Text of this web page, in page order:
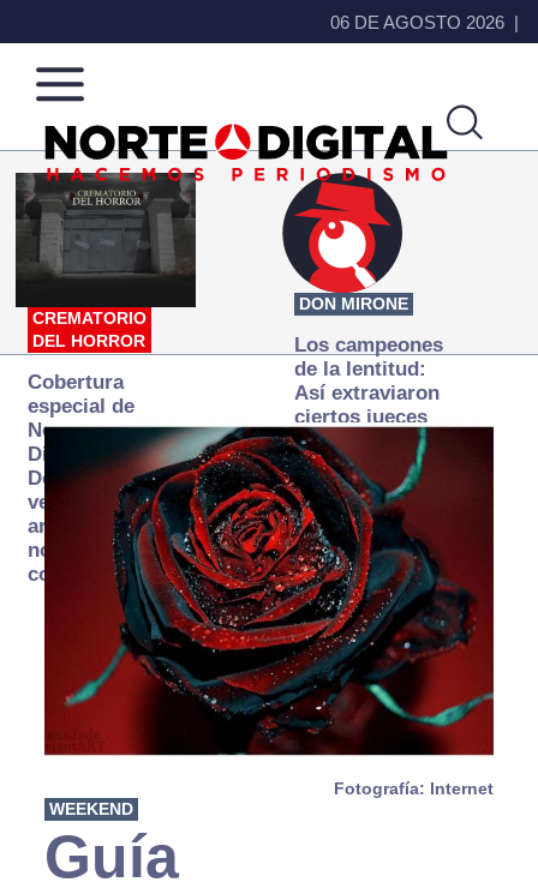
06 DE AGOSTO 2026
Norte
de
Ciudad
Más
que
noticias,
hacemos periodismo
CREMATORIO
DEL HORROR
Cobertura
especial de
Norte
Digital:
Donde la
verdad
arde… pero
no se
consume
DON MIRONE
Los campeones
de la lentitud:
Así extraviaron
ciertos jueces
la justicia
expedita
Fotografía: Internet
WEEKEND
Guía